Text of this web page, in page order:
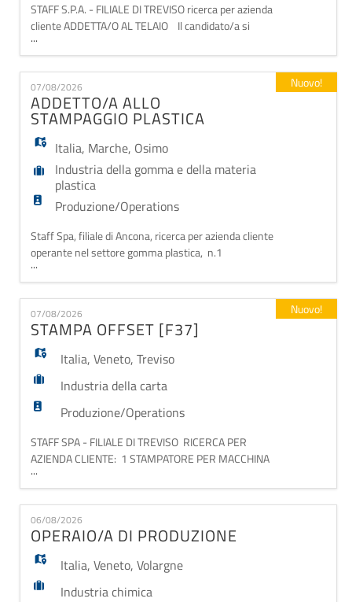
STAFF S.P.A. - FILIALE DI TREVISO ricerca per azienda
cliente ADDETTA/O AL TELAIO Il candidato/a si
occuperà di: - avviamento delle macchine
computerizzata; - caricare i parametri di cucitura ed i
filati; - posizionare i tessuti sui telai; - monitoraggio
delle lavorazioni e segnalazione di anomalie e
manutenzione ordinaria dei macch
...
07/08/2026
ADDETTO/A ALLO
STAMPAGGIO PLASTICA
Italia, Marche, Osimo
Industria della gomma e della materia
plastica
Produzione/Operations
Staff Spa, filiale di Ancona, ricerca per azienda cliente
operante nel settore gomma plastica, n.1
ADDETTO/A ALLO STAMPAGGIO PLASTICA
Mansioni - Conduzione e supervisione delle presse
per lo stampaggio di materie plastiche. - Carico e
scarico dei materiali. - Controllo qualità visivo e
dimensionale dei pezzi prodotti. - Avvio, regolazione e
...
Nuovo!
07/08/2026
STAMPA OFFSET [F37]
Italia,Veneto,Treviso
Industria della carta
Produzione/Operations
STAFF SPA - FILIALE DI TREVISO RICERCA PER
AZIENDA CLIENTE: 1 STAMPATORE PER MACCHINA
DA STAMPA OFFSET A QUATTRO COLORI RICHIESTA
MINIMA ESPERIENZA NELL'UTILIZZO DI MACCHINE
DA STAMPA (TIPO: ROLAND), IL CANDIDATO SARA'
ADDETTO ALLA PREPARAZIONE DEI COLORI
RICHESTI DAI CLIENTI E AL CONTROLLO QUALITA' DI
QUANTO VIENE STAMPATO (FOGLI). ORARIO D
...
Nuovo!
06/08/2026
OPERAIO/A DI PRODUZIONE
Italia,Veneto,Volargne
Industria chimica